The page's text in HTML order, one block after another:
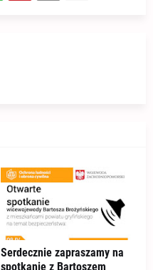
Serdecznie zapraszamy na
spotkanie z Bartoszem